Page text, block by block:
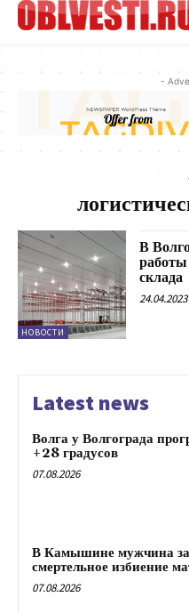
-
НОВОСТИ
В
работы
склада
24.04.2023
Latest news
Волга у Волгограда
+28 градусов
07.08.2026
В Камышине мужчина
смертельное избиение
07.08.2026